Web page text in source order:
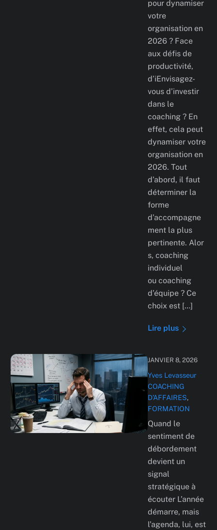
pour dynamiser
votre
organisation en
2026 ? Face
aux défis de
productivité,
d’iEnvisagez-
vous d’investir
dans le
coaching ? En
effet, cela peut
dynamiser votre
organisation en
2026. Tout
d’abord, il faut
déterminer la
forme
d’accompagne
ment la plus
pertinente. Alor
s, coaching
individuel
ou coaching
d’équipe ? Ce
choix est […]
Lire plus
JANVIER 8, 2026
Yves Levasseur
COACHING
D’AFFAIRES,
FORMATION
Quand le
sentiment de
débordement
devient un
signal
stratégique à
écouter L’année
démarre, mais
l’agenda, lui, est